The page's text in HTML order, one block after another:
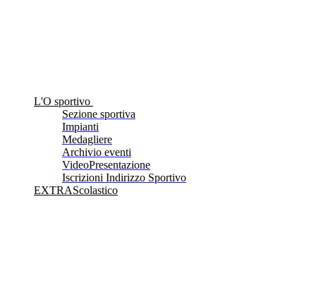
L'O sportivo
Sezione sportiva
Impianti
Medagliere
Archivio eventi
VideoPresentazione
Iscrizioni Indirizzo Sportivo
EXTRAScolastico